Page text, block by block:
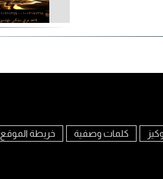
كلمات وصفية خريطة الموقع